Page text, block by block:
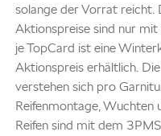
solange der Vorrat
Aktionspreise sind nur mit
je TopCard ist eine
Aktionspreis erhältlich.
verstehen sich pro
Reifenmontage, Wuchten
Reifen sind mit dem